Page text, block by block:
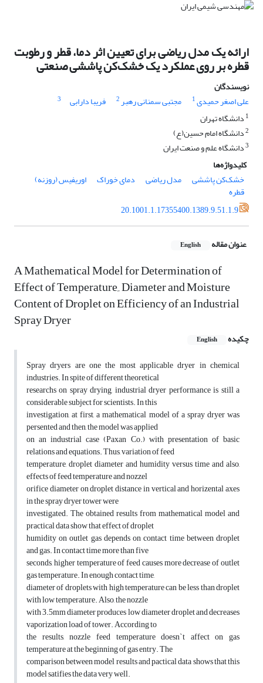
ارائه یک مدل ریاضی برای تعیین اثر دما، قطر و رطوبت
قطره بر روی عملکرد یک خشک‌کن پاششی صنعتی
نویسندگان
علی اصغر حمیدی1 مجتبی سمنانی رهبر2 فریبا دارابی
3
1 دانشگاه تهران
2دانشگاه امام حسین(ع)
3دانشگاه علم و صنعت ایران
کلیدواژه‌ها
خشک‌کن پاششی
مدل ریاضی دمای خوراک اوریفیس (روزنه)
قطره
20.1001.1.17355400.1389.9.51.1.9
عنوان مقاله English
A Mathematical Model for Determination of
Effect of Temperature,, Diameter and Moisture
Content of Droplet on Efficiency of an Industrial
Spray Dryer
چکیده English
Spray dryers are one the most applicable dryer in chemical
industries. In spite of different theoretical
researchs on spray drying, industrial dryer performance is still a
considerable subject for scientists. In this
investigation, at first, a mathematical model of a spray dryer was
persented and then, the model was applied
on an industrial case (Paxan Co.) with presentation of basic
relations and equations. Thus, variation of feed
temperature, droplet diameter and humidity versus time and also,
effects of feed temperature and nozzel
orifice diameter on droplet distance in vertical and horizental axes
in the spray dryer tower were
investigated. The obtained results from mathematical model and
practical data show that effect of droplet
humidity on outlet gas depends on contact time between droplet
and gas. In contact time more than five
seconds, higher temperature of feed causes more decrease of outlet
gas temperature. In enough contact time,
diameter of droplets with high temperature can be less than droplet
with low temperature. Also, the nozzle
with 3.5mm diameter produces low diameter droplet and decreases
vaporization load of tower. According to
the results, nozzle feed temperature doesn`t affect on gas
temperature at the beginning of gas entry. The
comparison between model results and pactical data shows that this
model satifies the data very well.